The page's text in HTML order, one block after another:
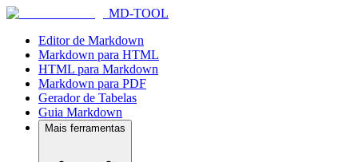
MD-TOOL
Editor de Markdown
Markdown para HTML
HTML para Markdown
Markdown para PDF
Gerador de Tabelas
Guia Markdown
Mais ferramentas